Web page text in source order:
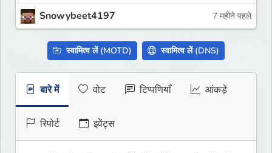
Snowybeet4197 7 महीने पहले
स्वामित्व लें (MOTD) स्वामित्व लें (DNS)
बारे में वोट टिप्पणियाँ आंकड़े
रिपोर्ट इवेंट्स